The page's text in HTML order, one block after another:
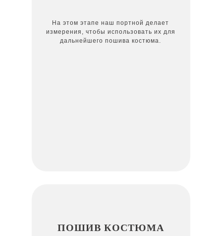
ПОШИВ КОСТЮМА
На этом этапе наш портной делает
измерения, чтобы использовать их для
дальнейшего пошива костюма.